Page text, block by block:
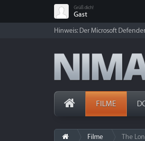
Grüß dich!
Gast
Hinweis: Der Microsoft
FILME
Filme The